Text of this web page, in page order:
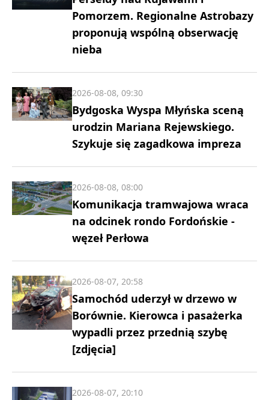
Pomorzem. Regionalne Astrobazy
proponują wspólną obserwację
nieba
Bydgoska Wyspa Młyńska sceną
urodzin Mariana Rejewskiego.
Szykuje się zagadkowa impreza
2026-08-08, 09:30
Komunikacja tramwajowa wraca
na odcinek rondo Fordońskie -
węzeł Perłowa
2026-08-08, 08:00
Samochód uderzył w drzewo w
Borównie. Kierowca i pasażerka
wypadli przez przednią szybę
[zdjęcia]
2026-08-07, 20:58
2026-08-07, 20:10